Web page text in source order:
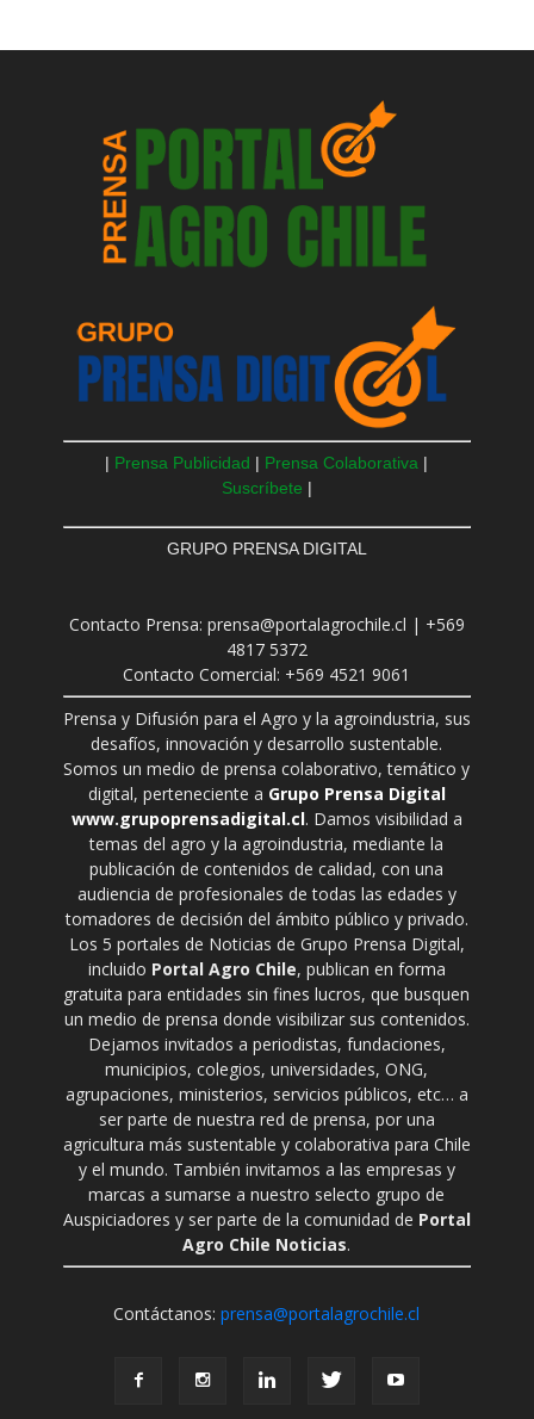
| Prensa Publicidad | Prensa Colaborativa |
Suscríbete |
GRUPO PRENSA DIGITAL
Contacto Prensa: prensa@portalagrochile.cl | +569
4817 5372
Contacto Comercial: +569 4521 9061
Prensa y Difusión para el Agro y la agroindustria, sus
desafíos, innovación y desarrollo sustentable.
Somos un medio de prensa colaborativo, temático y
digital, perteneciente a Grupo Prensa Digital
www.grupoprensadigital.cl. Damos visibilidad a
temas del agro y la agroindustria, mediante la
publicación de contenidos de calidad, con una
audiencia de profesionales de todas las edades y
tomadores de decisión del ámbito público y privado.
Los 5 portales de Noticias de Grupo Prensa Digital,
incluido Portal Agro Chile, publican en forma
gratuita para entidades sin fines lucros, que busquen
un medio de prensa donde visibilizar sus contenidos.
Dejamos invitados a periodistas, fundaciones,
municipios, colegios, universidades, ONG,
agrupaciones, ministerios, servicios públicos, etc… a
ser parte de nuestra red de prensa, por una
agricultura más sustentable y colaborativa para Chile
y el mundo. También invitamos a las empresas y
marcas a sumarse a nuestro selecto grupo de
Auspiciadores y ser parte de la comunidad de Portal
Agro Chile Noticias.
Contáctanos:prensa@portalagrochile.cl